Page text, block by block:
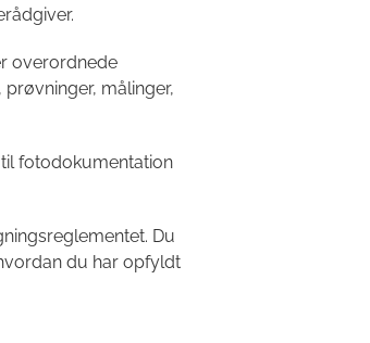
overordnede
målinger,
fotodokumentation
Du
du har opfyldt